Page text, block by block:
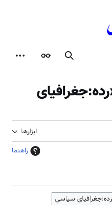
جستجوظاهر
ابزارها
راهنما
رده:جغرافیای سیاسی